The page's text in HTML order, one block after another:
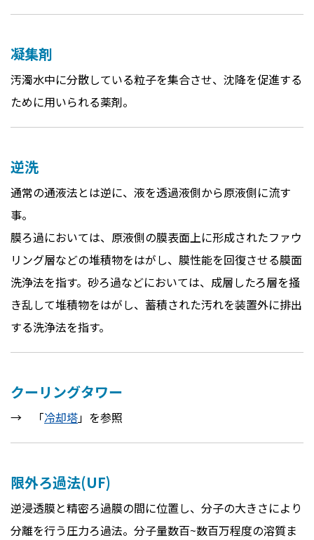
凝集剤
汚濁水中に分散している粒子を集合させ、沈降を促進する
ために用いられる薬剤。
逆洗
通常の通液法とは逆に、液を透過液側から原液側に流す
事。
膜ろ過においては、原液側の膜表面上に形成されたファウ
リング層などの堆積物をはがし、膜性能を回復させる膜面
洗浄法を指す。砂ろ過などにおいては、成層したろ層を掻
き乱して堆積物をはがし、蓄積された汚れを装置外に排出
する洗浄法を指す。
クーリングタワー
→ 「冷却塔」を参照
限外ろ過法(UF)
逆浸透膜と精密ろ過膜の間に位置し、分子の大きさにより
分離を行う圧力ろ過法。分子量数百~数百万程度の溶質ま